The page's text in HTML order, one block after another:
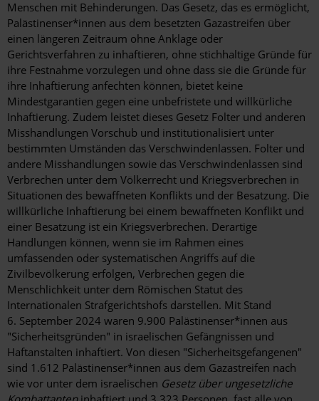
Menschen mit Behinderungen. Das Gesetz, das es ermöglicht,
Palästinenser*innen aus dem besetzten Gazastreifen über
einen längeren Zeitraum ohne Anklage oder
Gerichtsverfahren zu inhaftieren, ohne stichhaltige Gründe für
ihre Festnahme vorzulegen und ohne dass sie die Gründe für
ihre Inhaftierung anfechten können, bietet keine
Mindestgarantien gegen eine unbefristete und willkürliche
Inhaftierung. Zudem leistet dieses Gesetz Folter und anderen
Misshandlungen Vorschub und institutionalisiert unter
bestimmten Umständen das Verschwindenlassen. Folter und
andere Misshandlungen sowie das Verschwindenlassen sind
Verbrechen unter dem Völkerrecht und Kriegsverbrechen in
Situationen des bewaffneten Konflikts und der Besatzung. Die
willkürliche Inhaftierung bei einem bewaffneten Konflikt und
einer Besatzung ist ein Kriegsverbrechen. Derartige
Handlungen können, wenn sie im Rahmen eines
umfassenden oder systematischen Angriffs auf die
Zivilbevölkerung erfolgen, Verbrechen gegen die
Menschlichkeit unter dem Römischen Statut des
Internationalen Strafgerichtshofs darstellen. Mit Stand
6. September 2024 waren 9.900 Palästinenser*innen aus
"Sicherheitsgründen" in israelischen Gefängnissen und
Haftanstalten inhaftiert. Von diesen "Sicherheitsgefangenen"
sind 1.612 Palästinenser*innen aus dem Gazastreifen nach
wie vor unter dem israelischen Gesetz über ungesetzliche